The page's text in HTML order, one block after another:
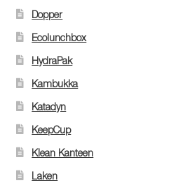
Dopper
Ecolunchbox
HydraPak
Kambukka
Katadyn
KeepCup
Klean Kanteen
Laken